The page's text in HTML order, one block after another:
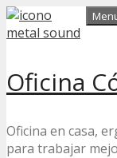
Skip
to
Oficina
Oficina en casa,
para trabajar